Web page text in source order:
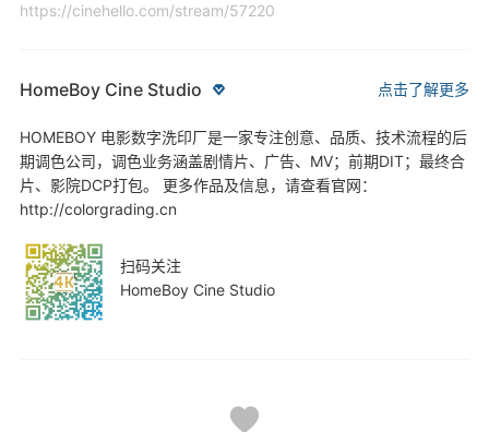
https://cinehello.com/stream/57220
HomeBoy Cine Studio 点击了解更多
HOMEBOY 电影数字洗印厂是一家专注创意、品质、技术流程的后
期调色公司，调色业务涵盖剧情片、广告、MV；前期DIT；最终合
片、影院DCP打包。 更多作品及信息，请查看官网：
http://colorgrading.cn
扫码关注
HomeBoy Cine Studio